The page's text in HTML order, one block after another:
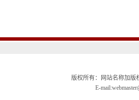
版权所有：网站名称加
E-